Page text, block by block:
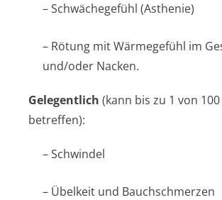
– Schwächegefühl (Asthenie)
– Rötung mit Wärmegefühl im
und/oder Nacken.
Gelegentlich (kann bis zu 1 von
betreffen):
– Schwindel
– Übelkeit und Bauchschmerzen